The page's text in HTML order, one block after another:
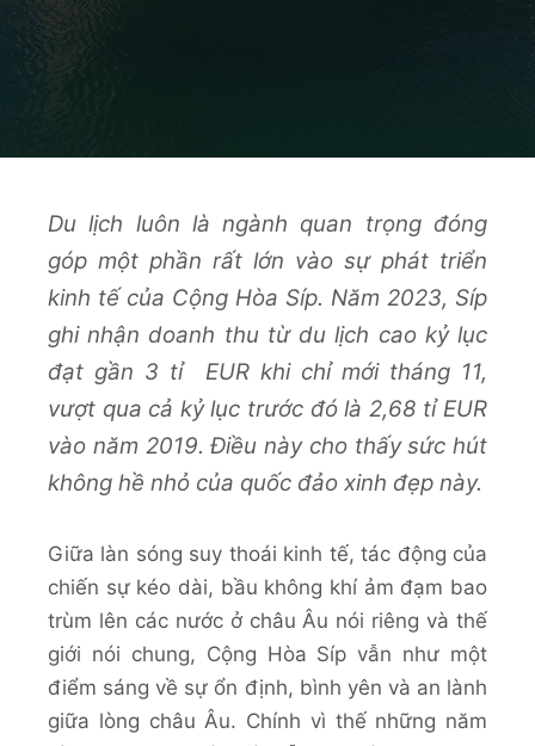
Du lịch luôn là ngành quan trọng đóng
góp một phần rất lớn vào sự phát triển
kinh tế của Cộng Hòa Síp. Năm 2023, Síp
ghi nhận doanh thu từ du lịch cao kỷ lục
đạt gần 3 tỉ EUR khi chỉ mới tháng 11,
vượt qua cả kỷ lục trước đó là 2,68 tỉ EUR
vào năm 2019. Điều này cho thấy sức hút
không hề nhỏ của quốc đảo xinh đẹp này.
Giữa làn sóng suy thoái kinh tế, tác động của
chiến sự kéo dài, bầu không khí ảm đạm bao
trùm lên các nước ở châu Âu nói riêng và thế
giới nói chung, Cộng Hòa Síp vẫn như một
điểm sáng về sự ổn định, bình yên và an lành
giữa lòng châu Âu. Chính vì thế những năm